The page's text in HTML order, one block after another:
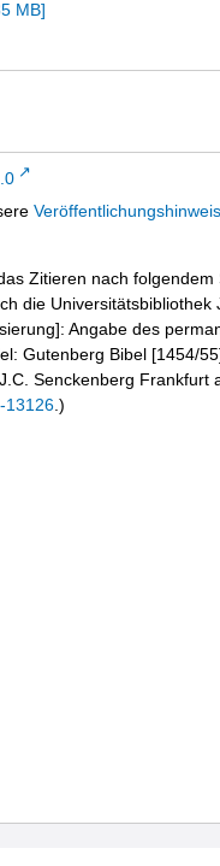
MB]
Zitieren nach
die
Angabe des
Gutenberg Bibel [1454/
Senckenberg Frankfurt
13126 .)